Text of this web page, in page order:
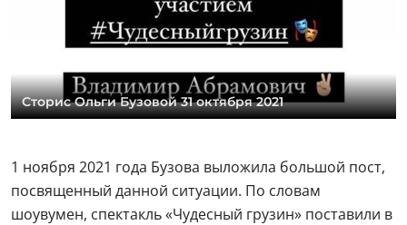
Сторис Ольги Бузовой 31 октября 2021
1 ноября 2021 года Бузова выложила большой пост,
посвященный данной ситуации. По словам
шоувумен, спектакль «Чудесный грузин» поставили в